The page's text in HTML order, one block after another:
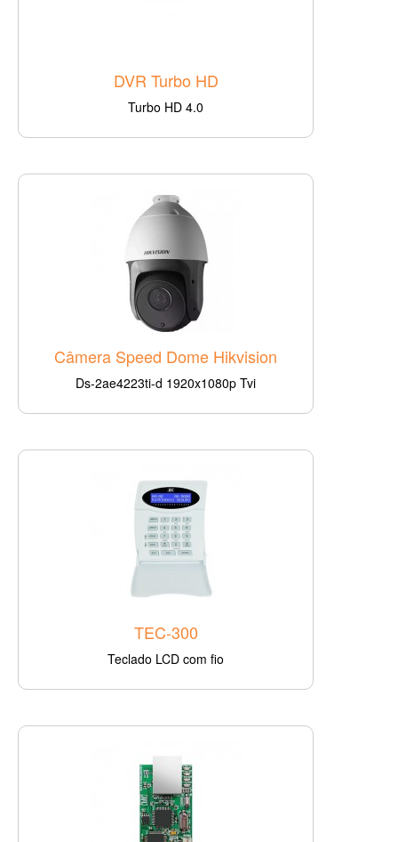
DVR Turbo HD
Turbo HD 4.0
Câmera Speed Dome Hikvision
Ds-2ae4223ti-d 1920x1080p Tvi
TEC-300
Teclado LCD com fio